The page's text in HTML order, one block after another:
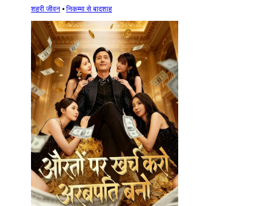
शहरी जीवन ⦁ निकम्मा से बादशाह